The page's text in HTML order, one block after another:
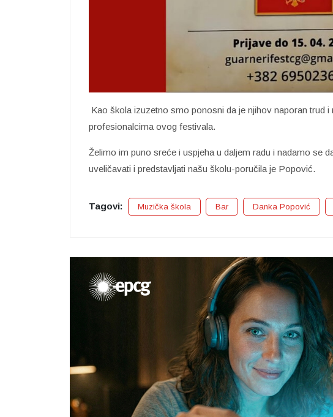
Kao škola izuzetno smo ponosni da je njihov naporan trud
profesionalcima ovog festivala.
Želimo im puno sreće i uspjeha u daljem radu i nadamo se
uveličavati i predstavljati našu školu-poručila je Popović.
Tagovi: Muzička škola Bar Danka Popović